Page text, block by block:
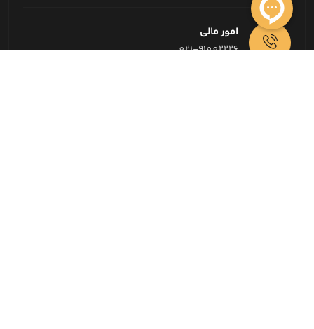
امور مالی
021-91002226